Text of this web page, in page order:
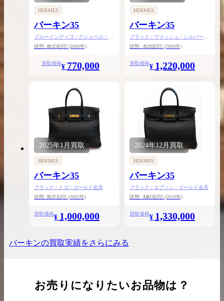
HERMES
バーキン35
ブルーインディゴ / クシュベル / シ
ルバー金具
状態: B□D刻印 (2000年)
買取価格¥ 770,000
HERMES
バーキン35
ブラック / ヴァッシュ / シルバー金
具
状態: A□H刻印 (2004年)
買取価格¥ 1,220,000
2025年1月買取
HERMES
バーキン35
ブラック / トゴ / ゴールド金具
状態: B□F刻印 (2002年)
買取価格¥ 1,000,000
2024年12月買取
HERMES
バーキン35
ブラック / エプソン / ゴールド金具
状態: ABD刻印 (2019年)
買取価格¥ 1,330,000
バーキンの買取実績をさらにみる
お売りになりたいお品物は？